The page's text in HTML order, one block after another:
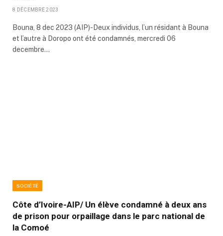
8 DÉCEMBRE 2023
Bouna, 8 dec 2023 (AIP)-Deux individus, l’un résidant à Bouna
et l’autre à Doropo ont été condamnés, mercredi 06
decembre…
SOCIÉTÉ
Côte d’Ivoire-AIP/ Un élève condamné à deux ans
de prison pour orpaillage dans le parc national de
la Comoé